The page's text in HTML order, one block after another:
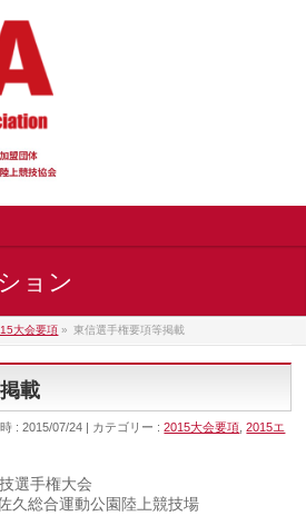
ョン
大会要項 » 東信選手権要項等掲載
載
: 2015/07/24 カテゴリー :2015大会要項 ,2015エ
選手権大会
久総合運動公園陸上競技場